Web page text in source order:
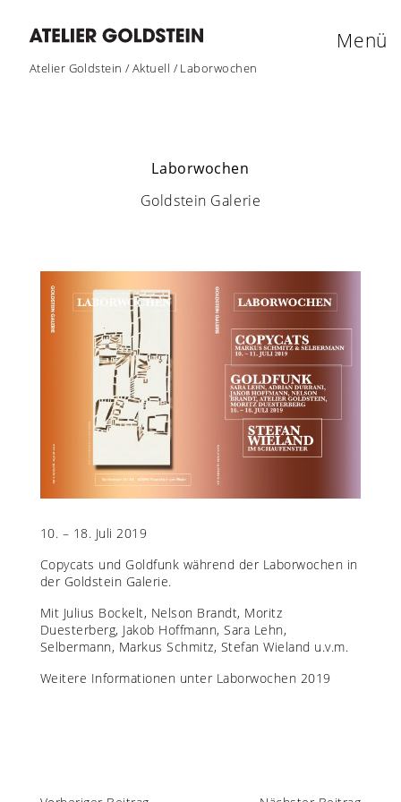
Atelier Goldstein /Aktuell /Laborwochen
Menü
Laborwochen
Goldstein Galerie
10. – 18. Juli 2019
Copycats und Goldfunk während der Laborwochen in
der Goldstein Galerie.
Mit Julius Bockelt, Nelson Brandt, Moritz
Duesterberg, Jakob Hoffmann, Sara Lehn,
Selbermann, Markus Schmitz, Stefan Wieland u.v.m.
Weitere Informationen unter Laborwochen 2019